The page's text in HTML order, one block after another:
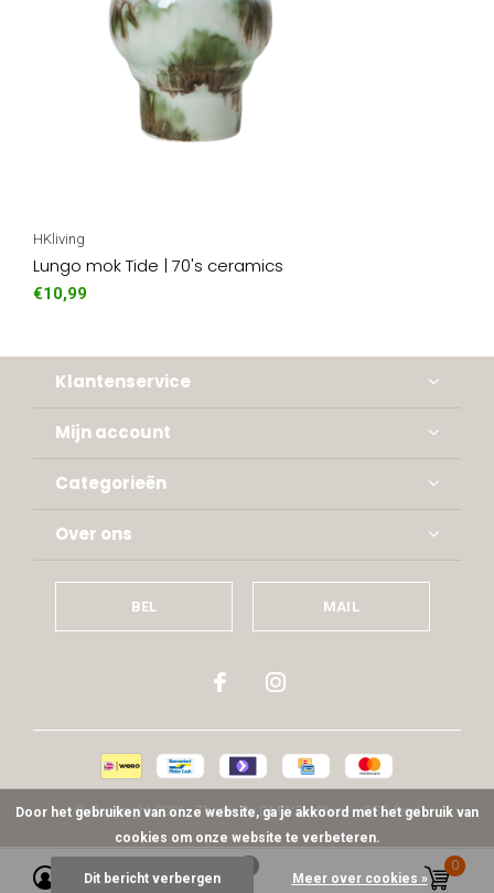
HKliving
Lungo mok Tide | 70's ceramics
€10,99
Klantenservice
Mijn account
Categorieën
Over ons
BEL MAIL
© Copyright2026- Theme ByDMWSxPlus+ -RSS-feed
0
Door het gebruiken van onze website, ga je akkoord met het gebruik van
cookies om onze website te verbeteren.
Dit bericht verbergen Meer over cookies »